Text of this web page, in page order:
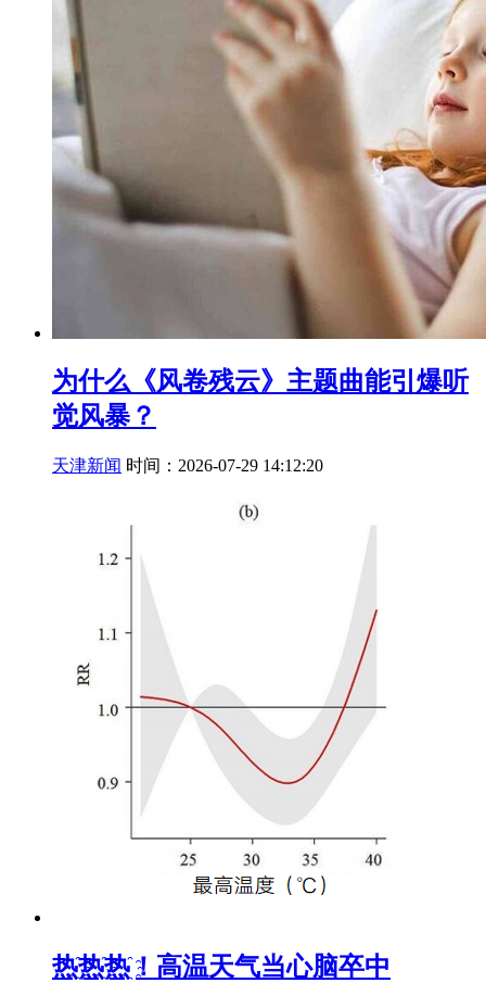
为什么《风卷残云》主题曲能引爆听
觉风暴？
天津新闻 时间：2026-07-29 14:12:20
热҈热҈热҈！高温天气当心脑卒中